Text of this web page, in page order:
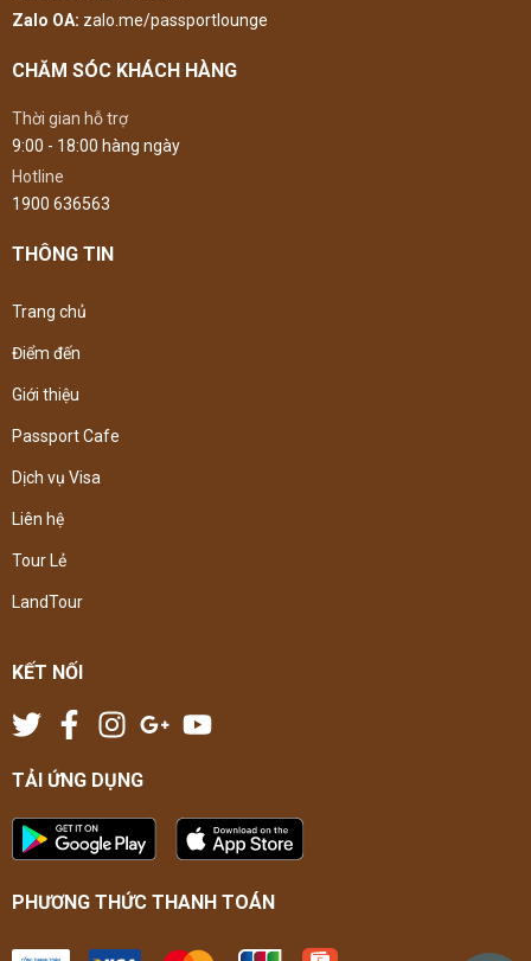
Zalo OA: zalo.me/passportlounge
CHĂM SÓC KHÁCH HÀNG
Thời gian hỗ trợ
9:00 - 18:00 hàng ngày
Hotline
1900 636563
THÔNG TIN
Trang chủ
Điểm đến
Giới thiệu
Passport Cafe
Dịch vụ Visa
Liên hệ
Tour Lẻ
LandTour
KẾT NỐI
TẢI ỨNG DỤNG
PHƯƠNG THỨC THANH TOÁN